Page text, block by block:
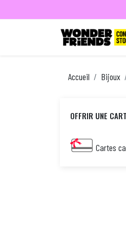
Accueil Bijoux
OFFRIR UNE
Cartes